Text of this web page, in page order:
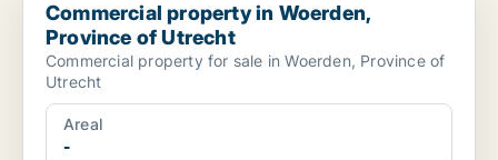
Commercial property in Woerden,
Province of Utrecht
Commercial property for sale in Woerden, Province of
Utrecht
Areal
-